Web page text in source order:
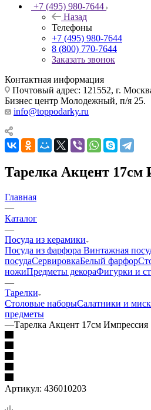
+7 (495) 980-7644
Назад
Телефоны
+7 (495) 980-7644
8 (800) 770-7644
Заказать звонок
Контактная информация
Почтовый адрес: 121552, г.
Бизнес центр Молодежный, п/я 25.
info@toppodarky.ru
Тарелка Акцент 17см
Главная
—
Каталог
—
Посуда из керамики
Посуда из фарфора Винтажная
посудаСервировкаБелый фарфор
ножиПредметы декораФигурки и
—
Тарелки
Столовые наборыСалатники и
предметы
—Тарелка Акцент 17см Импрессия
Артикул: 436010203